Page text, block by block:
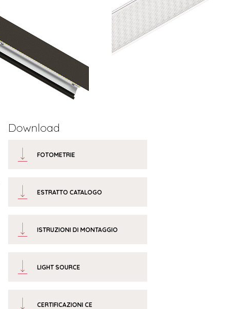
Download
FOTOMETRIE
ESTRATTO CATALOGO
ISTRUZIONI DI MONTAGGIO
LIGHT SOURCE
CERTIFICAZIONI CE